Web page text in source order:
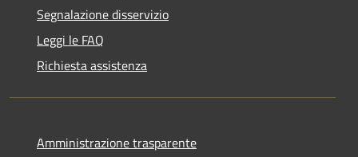
Segnalazione disservizio
Leggi le FAQ
Richiesta assistenza
Amministrazione trasparente